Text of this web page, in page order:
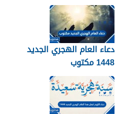
دعاء العام الهجري الجديد
1448 مكتوب